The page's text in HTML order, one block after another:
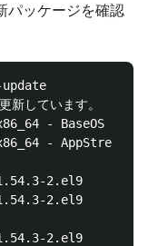
パッケージを確認
新しています。
- BaseOS
- AppStre
2.el9     rhel-
2.el9
2.el9